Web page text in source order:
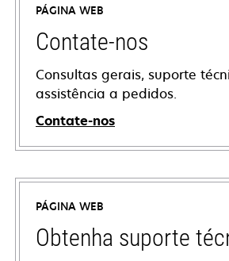
PÁGINA WEB
Contate-nos
Consultas gerais, suporte
assistência a pedidos.
Contate-nos
PÁGINA WEB
Obtenha suporte